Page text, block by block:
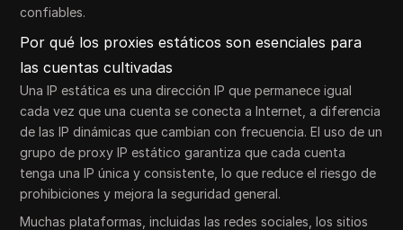
confiables.
Por qué los proxies estáticos son esenciales para
las cuentas cultivadas
Una IP estática es una dirección IP que permanece igual
cada vez que una cuenta se conecta a Internet, a diferencia
de las IP dinámicas que cambian con frecuencia. El uso de un
grupo de proxy IP estático garantiza que cada cuenta
tenga una IP única y consistente, lo que reduce el riesgo de
prohibiciones y mejora la seguridad general.
Muchas plataformas, incluidas las redes sociales, los sitios